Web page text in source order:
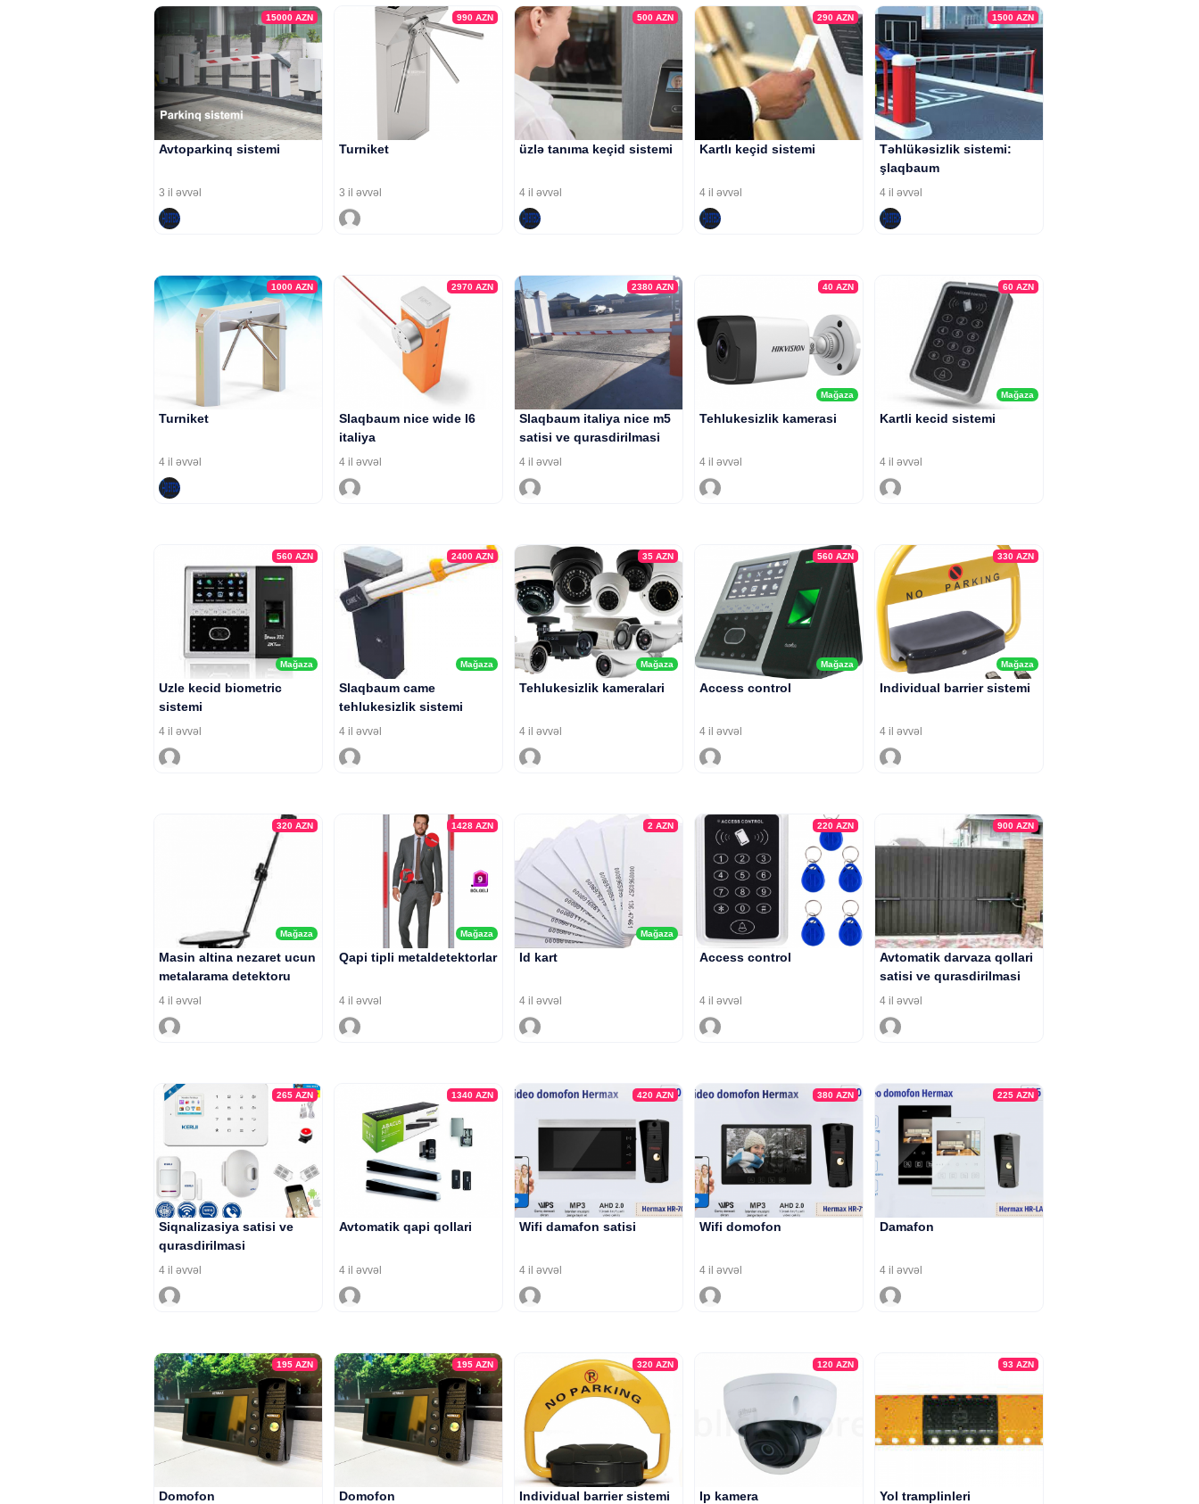
15000 AZN
Avtoparkinq sistemi
3 il əvvəl
990 AZN
Turniket
3 il əvvəl
500 AZN
üzlə tanıma keçid sistemi
4 il əvvəl
290 AZN
Kartlı keçid sistemi
4 il əvvəl
1500 AZN
Təhlükəsizlik sistemi:
şlaqbaum
4 il əvvəl
1000 AZN
Turniket
4 il əvvəl
2970 AZN
Slaqbaum nice wide l6
italiya
4 il əvvəl
2380 AZN
Slaqbaum italiya nice m5
satisi ve qurasdirilmasi
4 il əvvəl
Mağaza
40 AZN
Tehlukesizlik kamerasi
4 il əvvəl
Mağaza
60 AZN
Kartli kecid sistemi
4 il əvvəl
Mağaza
560 AZN
Uzle kecid biometric
sistemi
4 il əvvəl
Mağaza
2400 AZN
Slaqbaum came
tehlukesizlik sistemi
4 il əvvəl
Mağaza
35 AZN
Tehlukesizlik kameralari
4 il əvvəl
Mağaza
560 AZN
Access control
4 il əvvəl
Mağaza
330 AZN
Individual barrier sistemi
4 il əvvəl
Mağaza
320 AZN
Masin altina nezaret ucun
metalarama detektoru
4 il əvvəl
Mağaza
1428 AZN
Qapi tipli metaldetektorlar
4 il əvvəl
Mağaza
2 AZN
Id kart
4 il əvvəl
220 AZN
Access control
4 il əvvəl
900 AZN
Avtomatik darvaza qollari
satisi ve qurasdirilmasi
4 il əvvəl
265 AZN
Siqnalizasiya satisi ve
qurasdirilmasi
4 il əvvəl
1340 AZN
Avtomatik qapi qollari
4 il əvvəl
420 AZN
Wifi damafon satisi
4 il əvvəl
380 AZN
Wifi domofon
4 il əvvəl
225 AZN
Damafon
4 il əvvəl
195 AZN
Domofon
195 AZN
Domofon
320 AZN
Individual barrier sistemi
120 AZN
Ip kamera
93 AZN
Yol tramplinleri